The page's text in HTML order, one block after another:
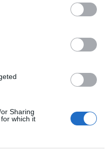
Sharing
which it
o
o que
âmbito
do